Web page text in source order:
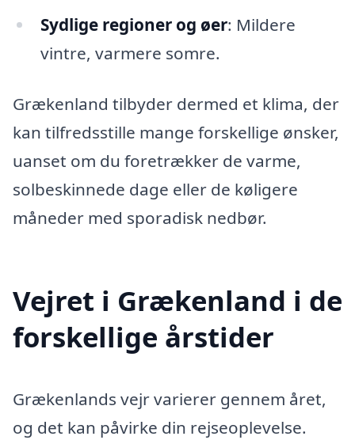
Sydlige regioner og øer: Mildere
vintre, varmere somre.
Grækenland tilbyder dermed et klima, der
kan tilfredsstille mange forskellige ønsker,
uanset om du foretrækker de varme,
solbeskinnede dage eller de køligere
måneder med sporadisk nedbør.
Vejret i Grækenland i de
forskellige årstider
Grækenlands vejr varierer gennem året,
og det kan påvirke din rejseoplevelse.